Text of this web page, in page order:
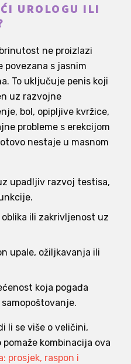
UROLOGU ILI
ne proizlazi
povezana s jasnim
To uključuje penis koji
uz razvojne
bol, opipljive kvržice,
probleme s erekcijom
nestaje u masnom
upadljiv razvoj testisa,
ili zakrivljenost uz
upale, ožiljkavanja ili
koja pogađa
li se više o veličini,
kombinacija ova
prosjek, raspon i